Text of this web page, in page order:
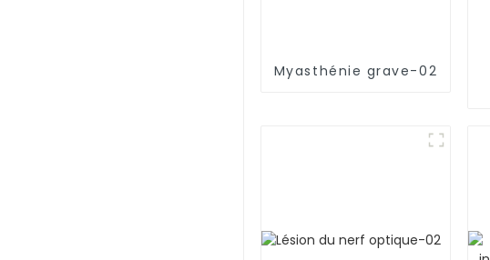
Myasthénie grave-02